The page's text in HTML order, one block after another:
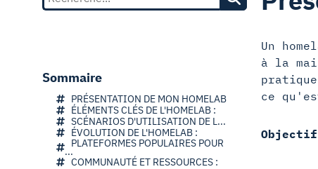
Sommaire
PRÉSENTATION DE MON HOMELAB
ÉLÉMENTS CLÉS DE L'HOMELAB :
SCÉNARIOS D'UTILISATION DE L...
ÉVOLUTION DE L'HOMELAB :
PLATEFORMES POPULAIRES POUR
...
COMMUNAUTÉ ET RESSOURCES :
Un
à la
ce